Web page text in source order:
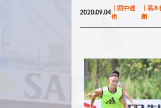
2020.09.04
田中達
也
高木
朗